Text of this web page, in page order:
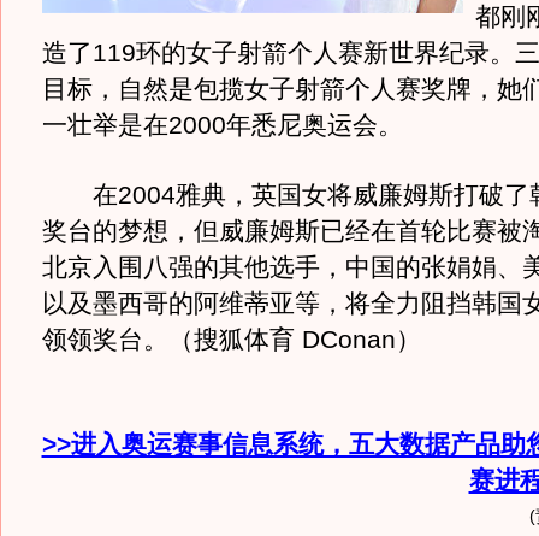
都刚
造了119环的女子射箭个人赛新世界纪录。
目标，自然是包揽女子射箭个人赛奖牌，她
一壮举是在2000年悉尼奥运会。
在2004雅典，英国女将威廉姆斯打破了
奖台的梦想，但威廉姆斯已经在首轮比赛被
北京入围八强的其他选手，中国的张娟娟、
以及墨西哥的阿维蒂亚等，将全力阻挡韩国
领领奖台。（搜狐体育 DConan）
>>进入奥运赛事信息系统，五大数据产品助
赛进
(